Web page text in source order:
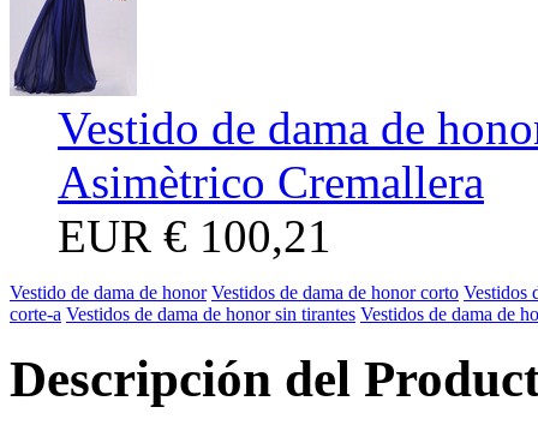
Vestido de dama de
Asimètrico Cremallera
EUR € 100,21
Vestido de dama de honor Vestidos de dama de honor corto Vestidos
corte-a Vestidos de dama de honor sin tirantes Vestidos de dama de
Descripción del